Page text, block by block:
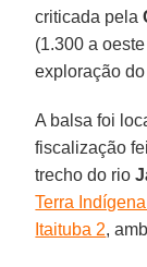
criticada pela
(1.300 a
exploração
A balsa foi
fiscalização
trecho do rio
Terra
Itaituba 2,